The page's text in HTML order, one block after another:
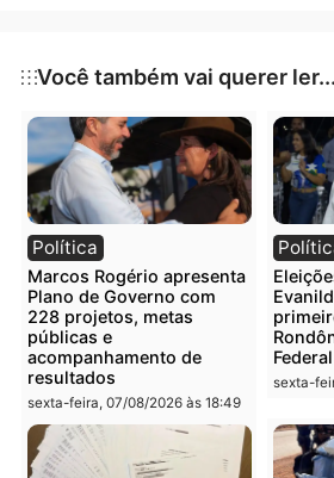
Categorias
Rondônia
Você também vai querer